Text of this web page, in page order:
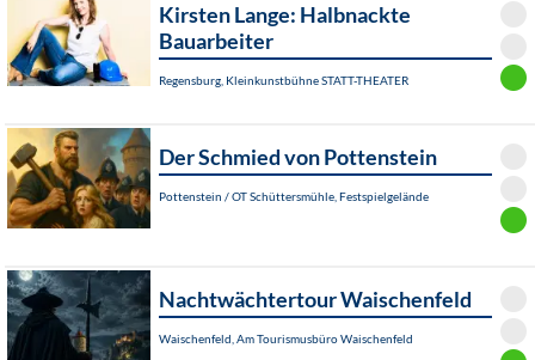
Kirsten Lange: Halbnackte
Bauarbeiter
Regensburg, Kleinkunstbühne STATT-THEATER
Der Schmied von Pottenstein
Pottenstein / OT Schüttersmühle, Festspielgelände
Nachtwächtertour Waischenfeld
Waischenfeld, Am Tourismusbüro Waischenfeld